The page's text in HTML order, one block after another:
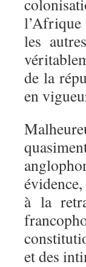
l’Afrique
les
de la
en
à la
et des